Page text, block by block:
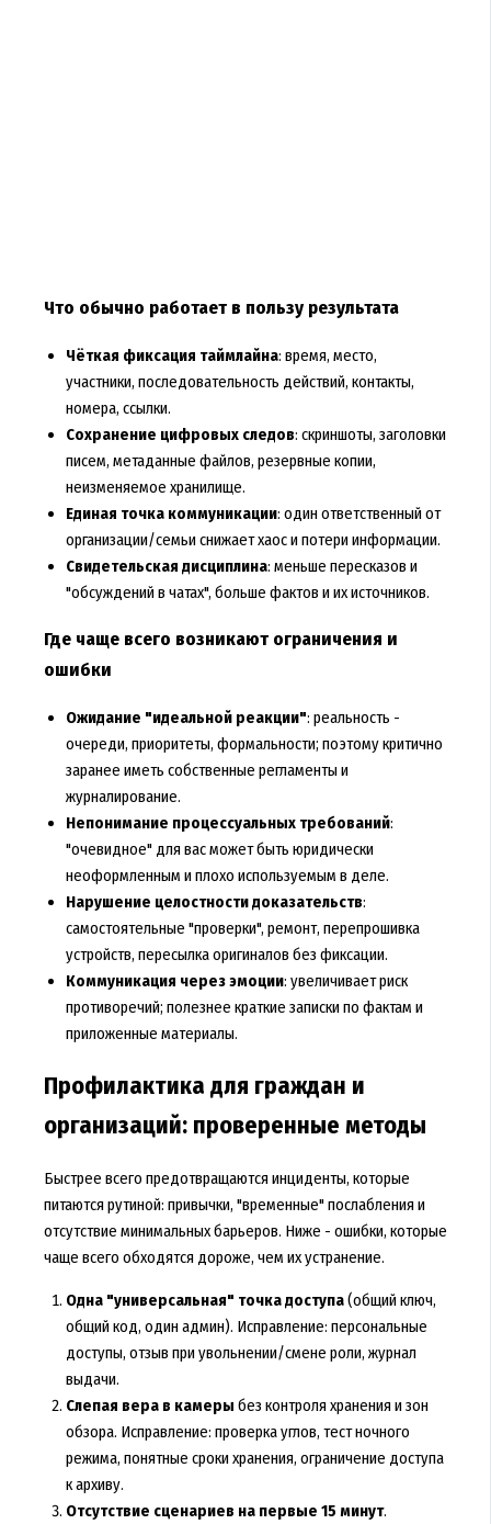
Что обычно работает в пользу результата
Чёткая фиксация таймлайна: время, место,
участники, последовательность действий, контакты,
номера, ссылки.
Сохранение цифровых следов: скриншоты, заголовки
писем, метаданные файлов, резервные копии,
неизменяемое хранилище.
Единая точка коммуникации: один ответственный от
организации/семьи снижает хаос и потери информации.
Свидетельская дисциплина: меньше пересказов и
"обсуждений в чатах", больше фактов и их источников.
Где чаще всего возникают ограничения и
ошибки
Ожидание "идеальной реакции": реальность -
очереди, приоритеты, формальности; поэтому критично
заранее иметь собственные регламенты и
журналирование.
Непонимание процессуальных требований:
"очевидное" для вас может быть юридически
неоформленным и плохо используемым в деле.
Нарушение целостности доказательств:
самостоятельные "проверки", ремонт, перепрошивка
устройств, пересылка оригиналов без фиксации.
Коммуникация через эмоции: увеличивает риск
противоречий; полезнее краткие записки по фактам и
приложенные материалы.
Профилактика для граждан и
организаций: проверенные методы
Быстрее всего предотвращаются инциденты, которые
питаются рутиной: привычки, "временные" послабления и
отсутствие минимальных барьеров. Ниже - ошибки, которые
чаще всего обходятся дороже, чем их устранение.
Одна "универсальная" точка доступа(общий ключ,
общий код, один админ). Исправление: персональные
доступы, отзыв при увольнении/смене роли, журнал
выдачи.
Слепая вера в камеры без контроля хранения и зон
обзора. Исправление: проверка углов, тест ночного
режима, понятные сроки хранения, ограничение доступа
к архиву.
Отсутствие сценариев на первые 15 минут.